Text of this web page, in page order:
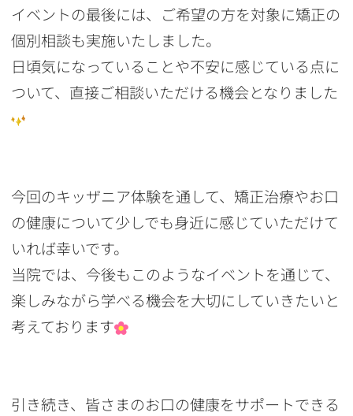
イベントの最後には、ご希望の方を対象に矯正の
個別相談も実施いたしました。
日頃気になっていることや不安に感じている点に
ついて、直接ご相談いただける機会となりました
今回のキッザニア体験を通して、矯正治療やお口
の健康について少しでも身近に感じていただけて
いれば幸いです。
当院では、今後もこのようなイベントを通じて、
楽しみながら学べる機会を大切にしていきたいと
考えております
引き続き、皆さまのお口の健康をサポートできる